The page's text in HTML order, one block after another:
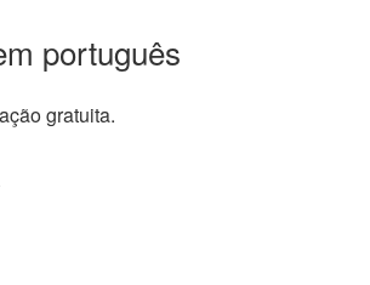
português
gratuita.